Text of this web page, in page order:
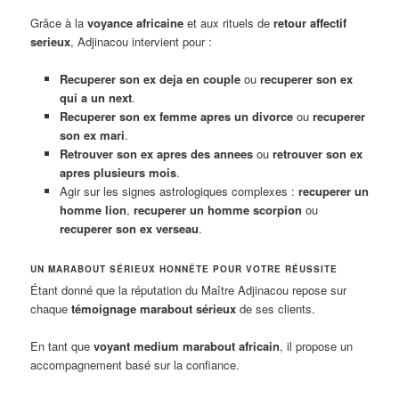
Grâce à lavoyance africaine et aux rituels deretour affectif
serieux, Adjinacou intervient pour :
Recuperer son ex deja en coupleou recuperer son ex
qui a un next.
Recuperer son ex femme apres un divorceou recuperer
son ex mari.
Retrouver son ex apres des anneesou retrouver son ex
apres plusieurs mois.
Agir sur les signes astrologiques complexes : recuperer un
homme lion, recuperer un homme scorpion ou
recuperer son ex verseau.
UN MARABOUT SÉRIEUX HONNÊTE POUR VOTRE RÉUSSITE
Étant donné que la réputation du Maître Adjinacou repose sur
chaquetémoignage marabout sérieux de ses clients.
En tant quevoyant medium marabout africain, il propose un
accompagnement basé sur la confiance.